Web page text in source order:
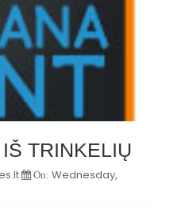
TRINKELIŲ
On: Wednesday,